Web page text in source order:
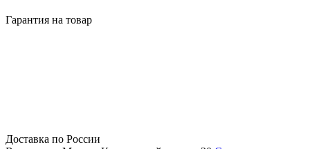
Гарантия на товар
Доставка по России